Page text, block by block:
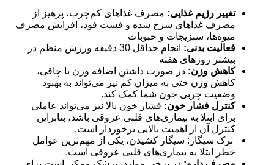
تغییر رژیم غذایی: مصرف غذاهای کم‌چرب، پرهیز از
مصرف غذاهای سرخ شده و فست فود، افزایش مصرف
میوه‌ها، سبزیجات و حبوبات
فعالیت بدنی:
انجام حداقل 30 دقیقه ورزش منظم در
بیشتر روزهای هفته
کاهش وزن: در صورت داشتن اضافه وزن یا چاقی،
کاهش وزن حتی به میزان کم نیز می‌تواند به بهبود
وضعیت چربی خون شما کمک کند.
کنترل فشار خون: فشار خون بالا نیز می‌تواند عاملی
برای ابتلا به بیماری‌های قلبی عروقی باشد، بنابراین
کنترل آن از اهمیت بالایی برخوردار است.
ترک سیگار: سیگار کشیدن، یکی از مهم‌ترین عوامل
خطر ابتلا به بیماری‌های قلبی عروقی است.